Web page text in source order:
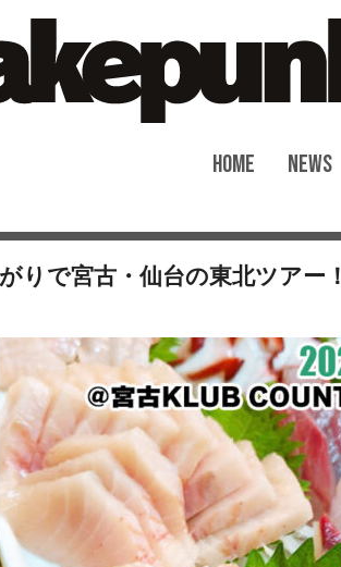
HOME NEWS
りで宮古・仙台の東北ツアー！